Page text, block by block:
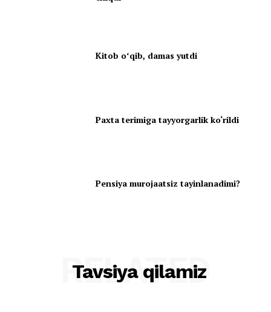
Kitob oʻqib, damas yutdi
Paxta terimiga tayyorgarlik ko‘rildi
Pensiya murojaatsiz tayinlanadimi?
Tavsiya qilamiz
RELATED